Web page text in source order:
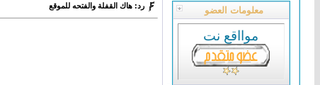
معلومات العضو
موااقع نت
رد: هاك القفلة والفتحه للموقع